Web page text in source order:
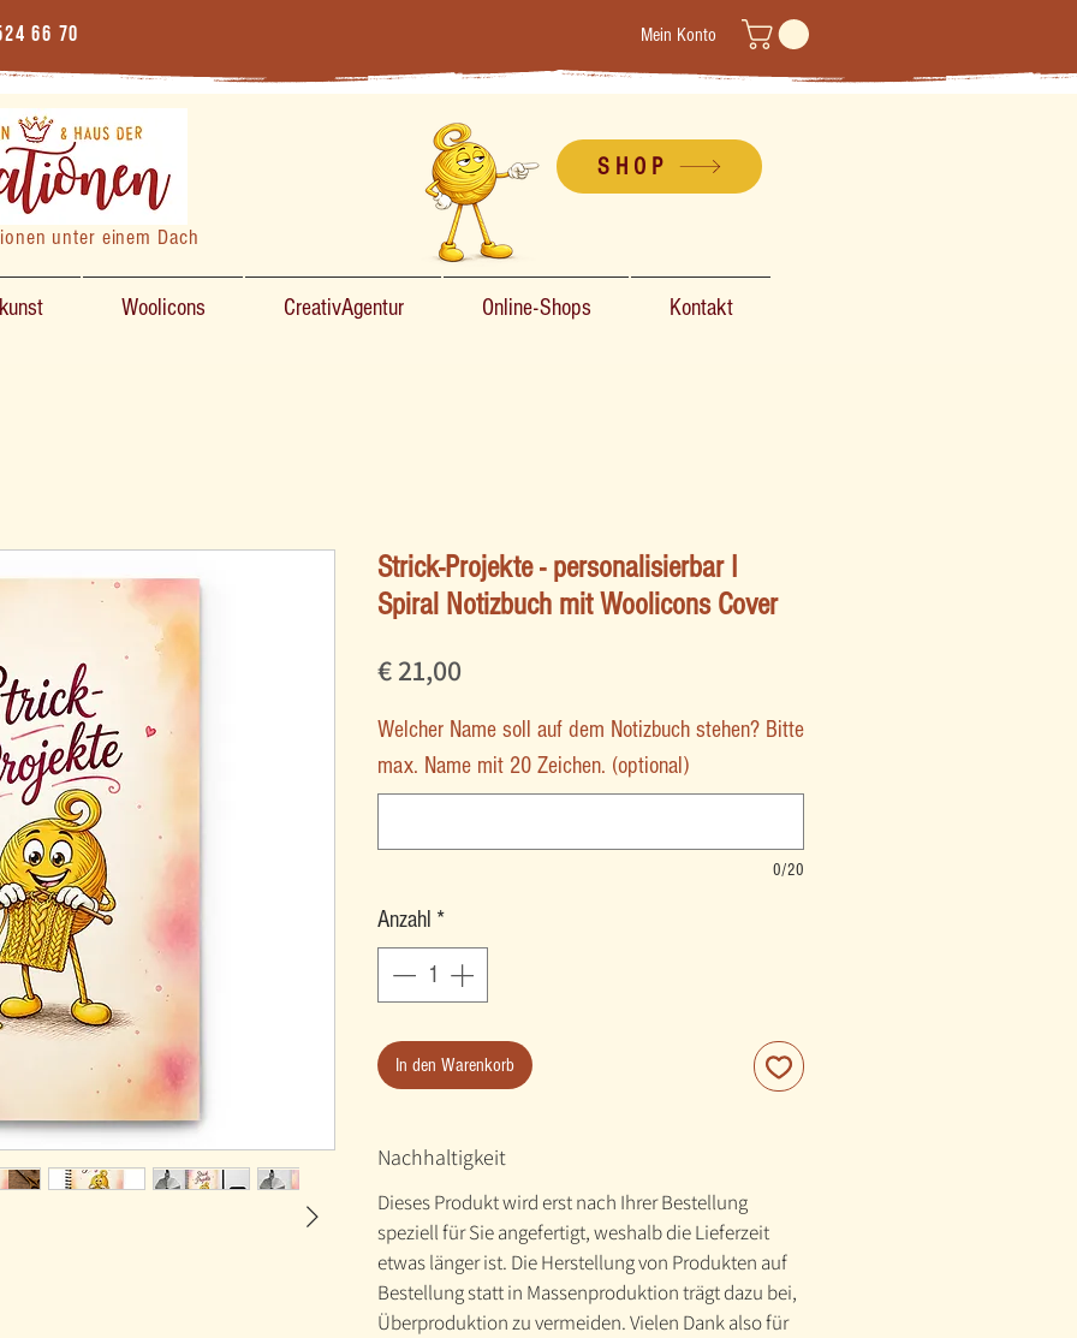
66 70 Mein Konto
unter einem Dach
SHOP
Woolicons CreativAgentur Online-Shops Kontakt
Strick-Projekte - personalisierbar I
Spiral Notizbuch mit Woolicons Cover
€ 21,00
Welcher Name soll auf dem Notizbuch stehen? Bitte
max. Name mit 20 Zeichen. (optional)
0/20
Anzahl *
In den Warenkorb
Nachhaltigkeit
Dieses Produkt wird erst nach Ihrer Bestellung
speziell für Sie angefertigt, weshalb die Lieferzeit
etwas länger ist. Die Herstellung von Produkten auf
Bestellung statt in Massenproduktion trägt dazu bei,
Überproduktion zu vermeiden. Vielen Dank also für